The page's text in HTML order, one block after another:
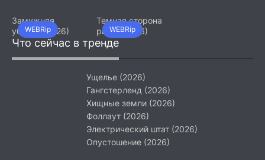
WEBRip
Замужняя
убийца (2026)
WEBRip
Темная сторона
ринга (2026)
Что сейчас в тренде
Ущелье (2026)
Гангстерленд (2026)
Хищные земли (2026)
Фоллаут (2026)
Электрический штат (2026)
Опустошение (2026)